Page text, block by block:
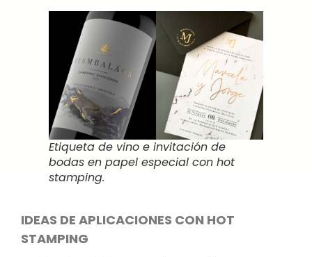
Etiqueta de vino e invitación de
bodas en papel especial con hot
stamping.
IDEAS DE APLICACIONES CON HOT
STAMPING